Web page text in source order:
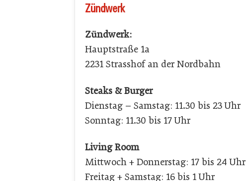
Zündwerk
Zündwerk:
Hauptstraße 1a
2231 Strasshof an der Nordbahn
Steaks & Burger
Dienstag – Samstag: 11.30 bis 23 Uhr
Sonntag: 11.30 bis 17 Uhr
Living Room
Mittwoch + Donnerstag: 17 bis 24 Uhr
Freitag + Samstag: 16 bis 1 Uhr